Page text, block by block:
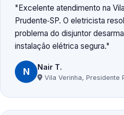
Excelente atendimento na
Prudente‑SP. O eletricista
problema do disjuntor
instalação elétrica segura.
N Nair T.
Vila Verinha, Presidente